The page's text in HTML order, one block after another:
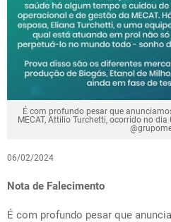
É com profundo pesar que
MECAT, Attilio Turchetti, ocorrido no
06/02/2024
Nota de Falecimento
É com profundo pesar que